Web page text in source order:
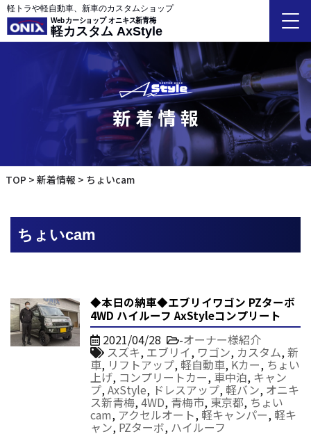
軽トラや軽自動車、新車のカスタムショップ
Webカーショップ オニキス新青梅
軽カスタム AxStyle
新着情報
TOP 新着情報 ちょいcam
ちょいcam
◆本日の納車◆エブリイワゴン PZターボ
4WD ハイルーフ AxStyleコンプリート
2021/04/28 -オーナー様紹介
スズキ,エブリイ, ワゴン, カスタム,新
車, リフトアップ, 軽自動車,Kカー, ちょい
上げ, コンプリートカー, 車中泊, キャン
プ,AxStyle, ドレスアップ, 軽バン, オニキ
ス新青梅,4WD, 青梅市, 東京都, ちょい
cam, アクセルオート, 軽キャンパー, 軽キ
ャン, PZターボ, ハイルーフ